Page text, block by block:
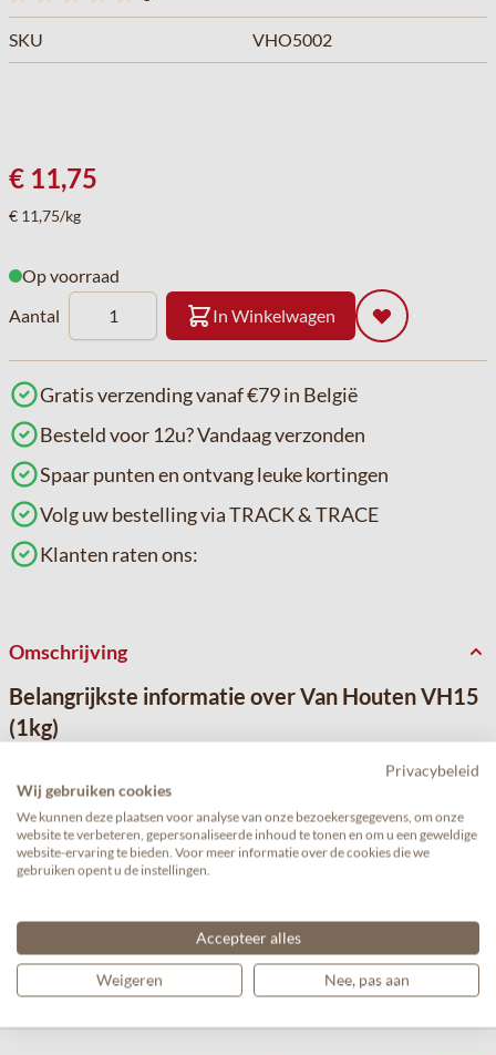
SKU VHO5002
€ 11,75
€ 11,75/kg
Op voorraad
Aantal
In Winkelwagen
Gratis verzending vanaf €79 in België
Besteld voor 12u? Vandaag verzonden
Spaar punten en ontvang leuke kortingen
Volg uw bestelling via TRACK & TRACE
Klanten raten ons:
Omschrijving
Belangrijkste informatie over Van Houten VH15
(1kg)
Uitgebreide informatie
Traditionele chocoladedrank die de smaak van melk, cacao en
zoetheid combineert tot een zeer harmonieuze en heerlijke
drank.
Meer informatie
Privacybeleid
Wij gebruiken cookies
We kunnen deze plaatsen voor analyse van onze bezoekersgegevens, om onze
website te verbeteren, gepersonaliseerde inhoud te tonen en om u een geweldige
website-ervaring te bieden. Voor meer informatie over de cookies die we
gebruiken opent u de instellingen.
Accepteer alles
Weigeren Nee, pas aan